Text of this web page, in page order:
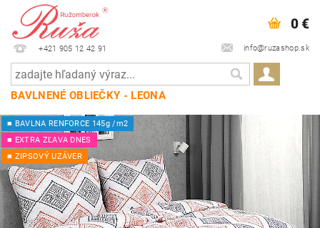
+421 905 12 42 91 info@ruzashop.sk
0 €
BAVLNENÉ OBLIEČKY - LEONA
■ BAVLNA RENFORCE 145g /m2
■ EXTRA ZĽAVA DNES
■ ZIPSOVÝ UZÁVER